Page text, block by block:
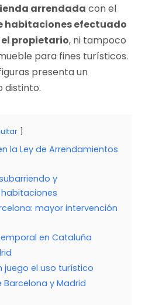
arrendada con el
habitaciones efectuado
propietario, ni tampoco
para fines turísticos.
presenta un
distinto.
la Ley de Arrendamientos
y
mayor intervención
en Cataluña
juego el uso turístico
Barcelona y Madrid